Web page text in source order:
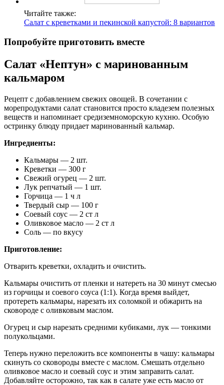
Читайте также:
Салат с креветками и пекинской капустой: 8 вариантов
Попробуйте приготовить вместе
Салат «Нептун» с маринованным
кальмаром
Рецепт с добавлением свежих овощей. В сочетании с
морепродуктами салат становится просто кладезем полезных
веществ и напоминает средиземноморскую кухню. Особую
остринку блюду придает маринованный кальмар.
Ингредиенты:
Кальмары — 2 шт.
Креветки — 300 г
Свежий огурец — 2 шт.
Лук репчатый — 1 шт.
Горчица — 1 ч л
Твердый сыр — 100 г
Соевый соус — 2 ст л
Оливковое масло — 2 ст л
Соль — по вкусу
Приготовление:
Отварить креветки, охладить и очистить.
Кальмары очистить от пленки и натереть на 30 минут смесью
из горчицы и соевого соуса (1:1). Когда время выйдет,
протереть кальмары, нарезать их соломкой и обжарить на
сковороде с оливковым маслом.
Огурец и сыр нарезать средними кубиками, лук — тонкими
полукольцами.
Теперь нужно переложить все компоненты в чашу: кальмары
скинуть со сковороды вместе с маслом. Смешать отдельно
оливковое масло и соевый соус и этим заправить салат.
Добавляйте осторожно, так как в салате уже есть масло от